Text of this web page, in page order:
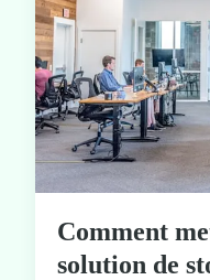
Comment
solution de